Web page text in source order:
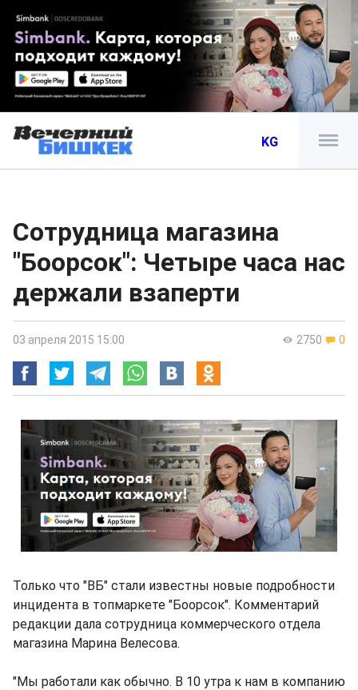
KG
Сотрудница магазина
"Боорсок": Четыре часа нас
держали взаперти
2750 0
03 апреля 2015 15:00
Только что "ВБ" стали известны новые подробности
инцидента в топмаркете "Боорсок". Комментарий
редакции дала сотрудница коммерческого отдела
магазина Марина Велесова.
"Мы работали как обычно. В 10 утра к нам в компанию